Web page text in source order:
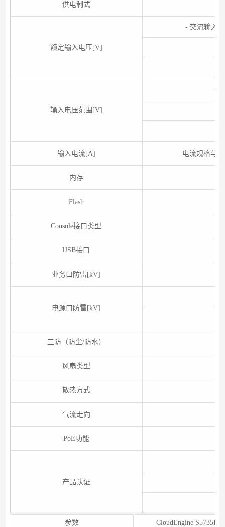
供电制式
额定输入电压[V]
- 交流输入
输入电压范围[V]
-
输入电流[A] 电流规格与
内存
Flash
Console接口类型
USB接口
业务口防雷[kV]
电源口防雷[kV]
三防（防尘/防水）
风扇类型
散热方式
气流走向
PoE功能
产品认证
参数 CloudEngine S5735I-